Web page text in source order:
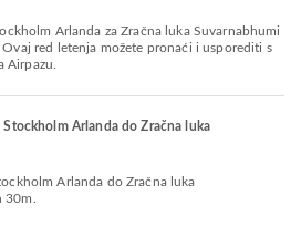
red letenja možete pronaći i usporediti s
Airpazu.
Arlanda do Zračna luka